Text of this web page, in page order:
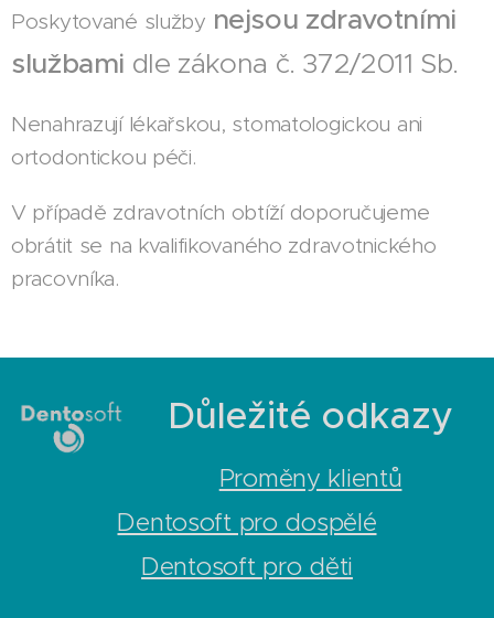
Poskytované služby nejsou zdravotními
službami dle zákona č. 372/2011 Sb.
Nenahrazují lékařskou, stomatologickou ani
ortodontickou péči.
V případě zdravotních obtíží doporučujeme
obrátit se na kvalifikovaného zdravotnického
pracovníka.
Důležité odkazy
Proměny klientů
Dentosoft pro dospělé
Dentosoft pro děti